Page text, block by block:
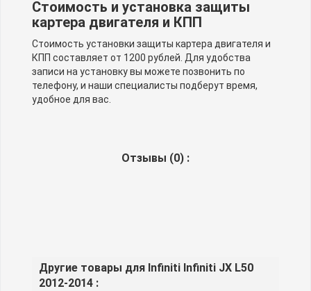
Стоимость и установка защиты
картера двигателя и КПП
Стоимость установки защиты картера двигателя и
КПП составляет от 1200 рублей. Для удобства
записи на установку вы можете позвонить по
телефону, и наши специалисты подберут время,
удобное для вас.
Отзывы (0) :
Другие товары для Infiniti Infiniti JX L50
2012-2014 :